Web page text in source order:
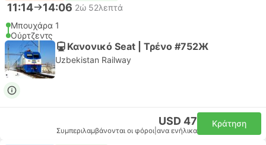
11:14 14:06 2ώ 52λεπτά
Μπουχάρα 1
Ούρτζεντς
Κανονικό Seat | Τρένο #752Ж
Uzbekistan Railway
USD 47
Συμπεριλαμβάνονται οι φόροι ανα ενήλικα
Κράτηση